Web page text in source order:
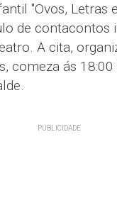
"Ovos, Letras
de contacontos
A cita,
comeza ás